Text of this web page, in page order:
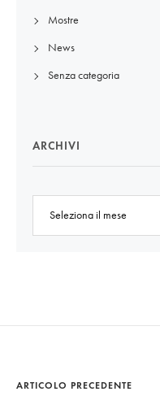
Mostre
News
Senza categoria
ARCHIVI
ARTICOLO PRECEDENTE